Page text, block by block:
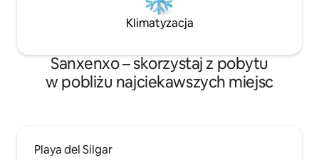
Klimatyzacja
Sanxenxo – skorzystaj z pobytu
w pobliżu najciekawszych miejsc
Playa del Silgar